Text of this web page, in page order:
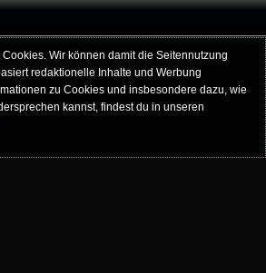
Wir können damit die Seitennutzung
redaktionelle Inhalte und Werbung
zu Cookies und insbesondere dazu, wie
kannst, findest du in unseren